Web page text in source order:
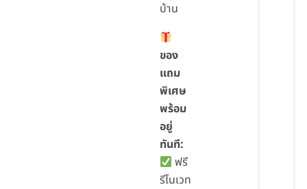
บ้าน
ของ
แถม
พิเศษ
พร้อม
อยู่
ทันที:
ฟรี
รีโนเวท